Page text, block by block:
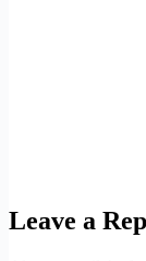
Leave a